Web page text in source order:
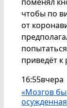
чтобы по
от
приведёт
16:55вчера
«Мозгов